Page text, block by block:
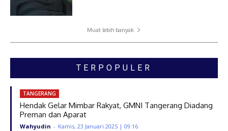
TERPOPULER
TANGERANG
Hendak Gelar Mimbar Rakyat, GMNI Tangerang Diadang
Preman dan Aparat
Wahyudin - Kamis, 23 Januari 2025 | 09:16
Muat lebih banyak